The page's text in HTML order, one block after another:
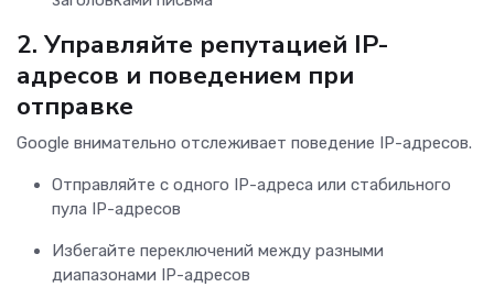
2. Управляйте репутацией IP-
адресов и поведением при
отправке
Google внимательно отслеживает поведение IP-адресов.
Отправляйте с одного IP-адреса или стабильного
пула IP-адресов
Избегайте переключений между разными
диапазонами IP-адресов